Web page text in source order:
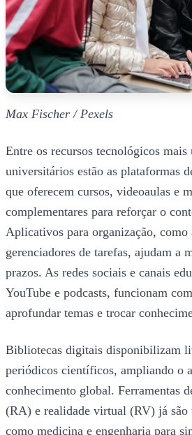
Max Fischer / Pexels
Entre os recursos tecnológicos mais
universitários estão as plataformas
que oferecem cursos, videoaulas e
complementares para reforçar o
Aplicativos para organização, como
gerenciadores de tarefas, ajudam a
prazos. As redes sociais e canais
YouTube e podcasts, funcionam
aprofundar temas e trocar
Bibliotecas digitais disponibilizam
periódicos científicos, ampliando o
conhecimento global. Ferramentas
(RA) e realidade virtual (RV) já são
como medicina e engenharia para